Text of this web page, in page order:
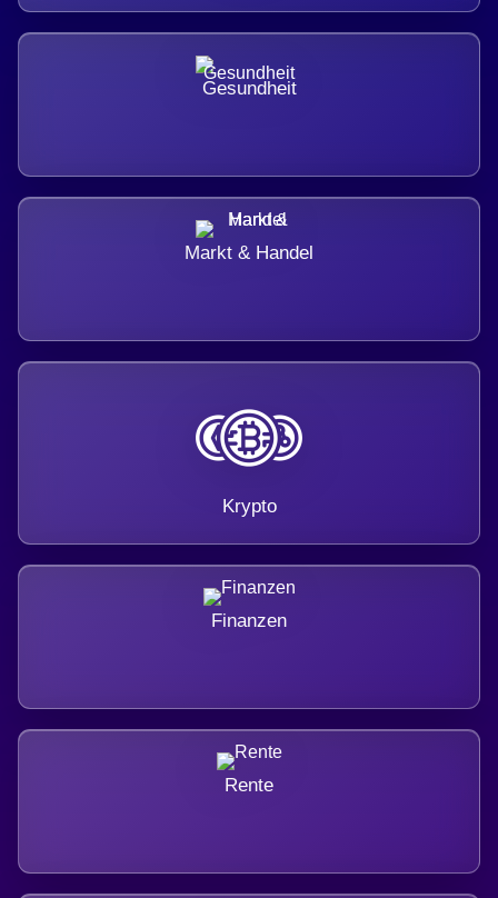
Gesundheit
Markt & Handel
Krypto
Finanzen
Rente